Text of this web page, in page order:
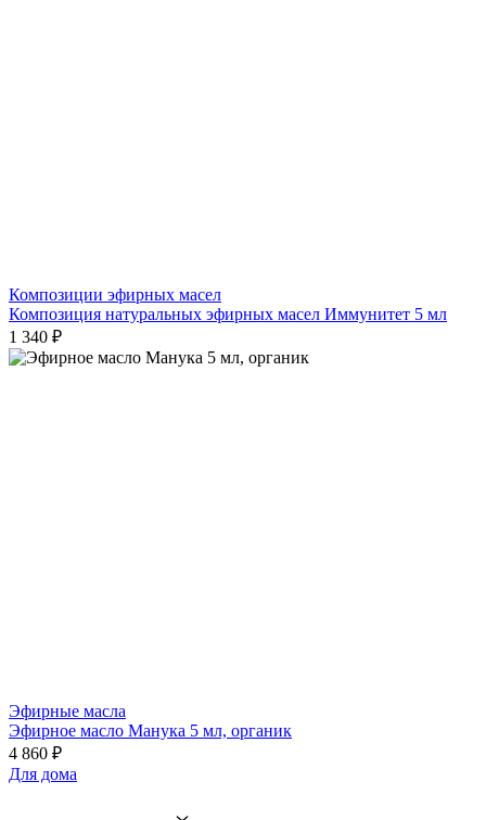
Композиции эфирных масел
Композиция натуральных эфирных масел Иммунитет 5 мл
1 340 ₽
Эфирные масла
Эфирное масло Манука 5 мл, органик
4 860 ₽
Для дома